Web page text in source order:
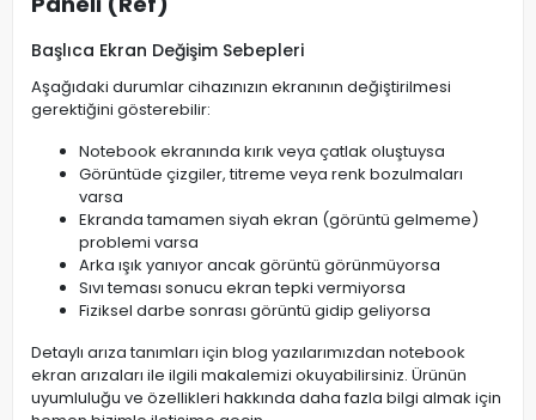
Başlıca Ekran Değişim Sebepleri
Aşağıdaki durumlar cihazınızın ekranının değiştirilmesi
gerektiğini gösterebilir:
Notebook ekranında kırık veya çatlak oluştuysa
Görüntüde çizgiler, titreme veya renk bozulmaları
varsa
Ekranda tamamen siyah ekran (görüntü gelmeme)
problemi varsa
Arka ışık yanıyor ancak görüntü görünmüyorsa
Sıvı teması sonucu ekran tepki vermiyorsa
Fiziksel darbe sonrası görüntü gidip geliyorsa
Detaylı arıza tanımları için blog yazılarımızdan notebook
ekran arızaları ile ilgili makalemizi okuyabilirsiniz. Ürünün
uyumluluğu ve özellikleri hakkında daha fazla bilgi almak için